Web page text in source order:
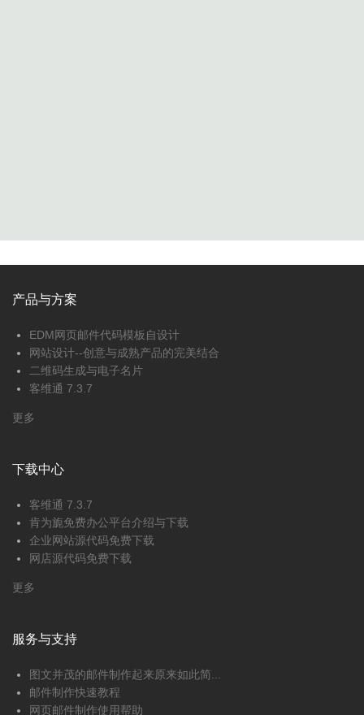
产品与方案
EDM网页邮件代码模板自设计
网站设计--创意与成熟产品的完美结合
二维码生成与电子名片
客维通 7.3.7
更多
下载中心
客维通 7.3.7
肯为旎免费办公平台介绍与下载
企业网站源代码免费下载
网店源代码免费下载
更多
服务与支持
图文并茂的邮件制作起来原来如此简...
邮件制作快速教程
网页邮件制作使用帮助